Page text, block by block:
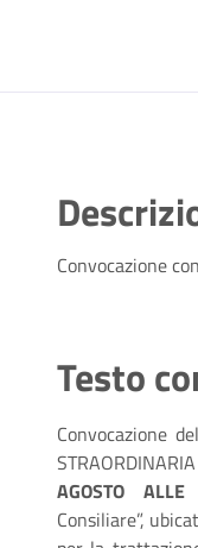
Convocazione
Testo
Convocazione
AGOSTO
Consiliare”,